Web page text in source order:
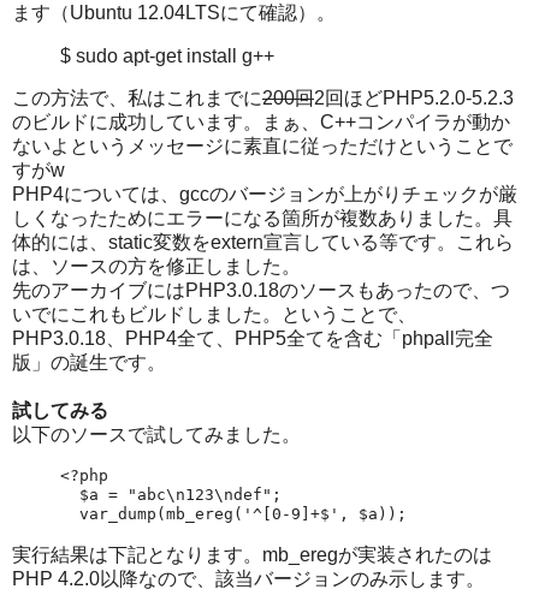
ます（Ubuntu 12.04LTSにて確認）。
$ sudo apt-get install g++
この方法で、私はこれまでに200回2回ほどPHP5.2.0-5.2.3
のビルドに成功しています。まぁ、C++コンパイラが動か
ないよというメッセージに素直に従っただけということで
すがw
PHP4については、gccのバージョンが上がりチェックが厳
しくなったためにエラーになる箇所が複数ありました。具
体的には、static変数をextern宣言している等です。これら
は、ソースの方を修正しました。
先のアーカイブにはPHP3.0.18のソースもあったので、つ
いでにこれもビルドしました。ということで、
PHP3.0.18、PHP4全て、PHP5全てを含む「phpall完全
版」の誕生です。
試してみる
以下のソースで試してみました。
<?php
$a = "abc\n123\ndef";
var_dump(mb_ereg('^[0-9]+$', $a));
実行結果は下記となります。mb_eregが実装されたのは
PHP 4.2.0以降なので、該当バージョンのみ示します。